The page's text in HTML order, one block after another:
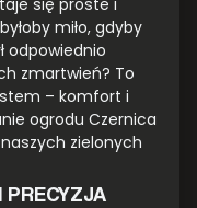
się proste i
miło, gdyby
odpowiednio
zmartwień? To
– komfort i
ogrodu Czernica
zielonych
PRECYZJA